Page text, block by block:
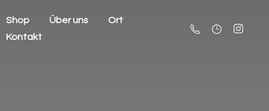
Shop Über uns
Ort
Kontakt